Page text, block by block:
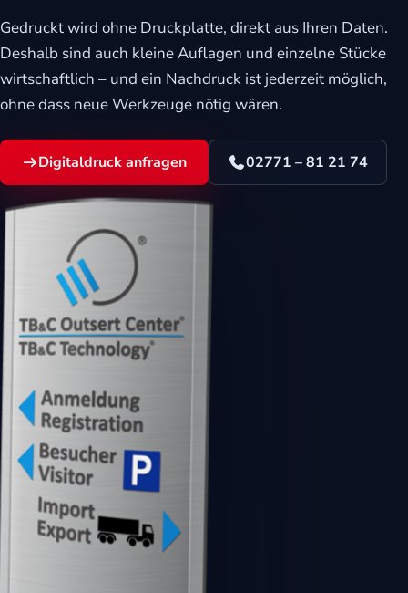
Gedruckt wird ohne Druckplatte, direkt aus Ihren Daten.
Deshalb sind auch kleine Auflagen und einzelne Stücke
wirtschaftlich – und ein Nachdruck ist jederzeit möglich,
ohne dass neue Werkzeuge nötig wären.
Digitaldruck anfragen 02771 – 81 21 74